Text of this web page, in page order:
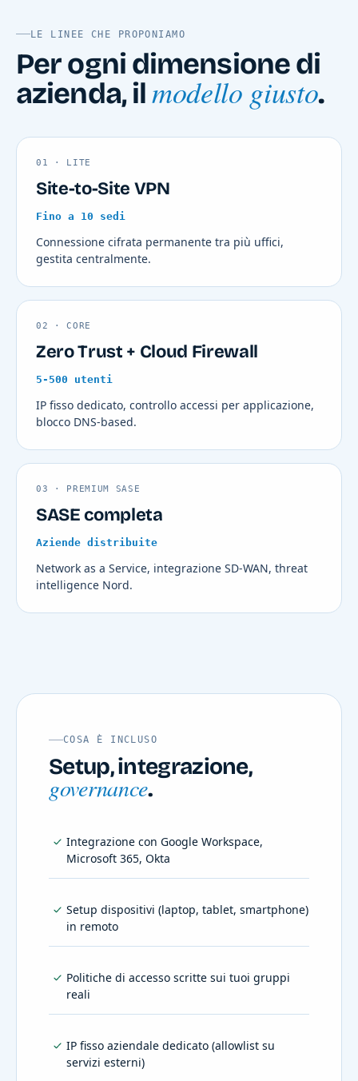
LE LINEE CHE PROPONIAMO
Per ogni dimensione di
azienda, ilmodello giusto.
01 · LITE
Site-to-Site VPN
Fino a 10 sedi
Connessione cifrata permanente tra più uffici,
gestita centralmente.
02 · CORE
Zero Trust + Cloud Firewall
5-500 utenti
IP fisso dedicato, controllo accessi per applicazione,
blocco DNS-based.
03 · PREMIUM SASE
SASE completa
Aziende distribuite
Network as a Service, integrazione SD-WAN, threat
intelligence Nord.
COSA È INCLUSO
Setup, integrazione,
governance.
Integrazione con Google Workspace,
Microsoft 365, Okta
Setup dispositivi (laptop, tablet, smartphone)
in remoto
Politiche di accesso scritte sui tuoi gruppi
reali
IP fisso aziendale dedicato (allowlist su
servizi esterni)